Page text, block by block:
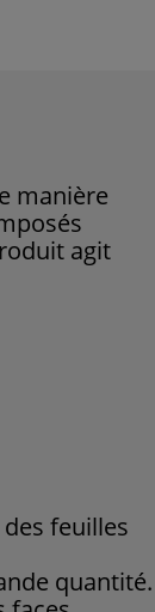
manière
agit
feuilles
quantité.